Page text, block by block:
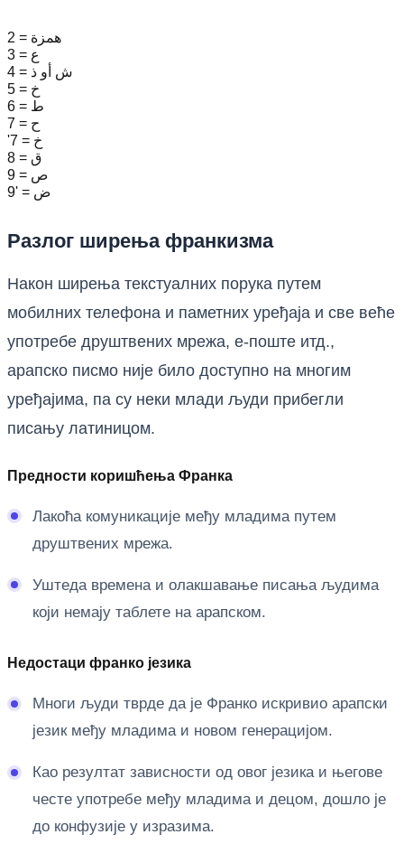
2 = همزة
3 = ع
4 = ش أو ذ
5 = خ
6 = ط
7 = ح
'7 = خ
8 = ق
9 = ص
9' = ض
Разлог ширења франкизма
Након ширења текстуалних порука путем
мобилних телефона и паметних уређаја и све веће
употребе друштвених мрежа, е-поште итд.,
арапско писмо није било доступно на многим
уређајима, па су неки млади људи прибегли
писању латиницом.
Предности коришћења Франка
Лакоћа комуникације међу младима путем
друштвених мрежа.
Уштеда времена и олакшавање писања људима
који немају таблете на арапском.
Недостаци франко језика
Многи људи тврде да је Франко искривио арапски
језик међу младима и новом генерацијом.
Као резултат зависности од овог језика и његове
честе употребе међу младима и децом, дошло је
до конфузије у изразима.